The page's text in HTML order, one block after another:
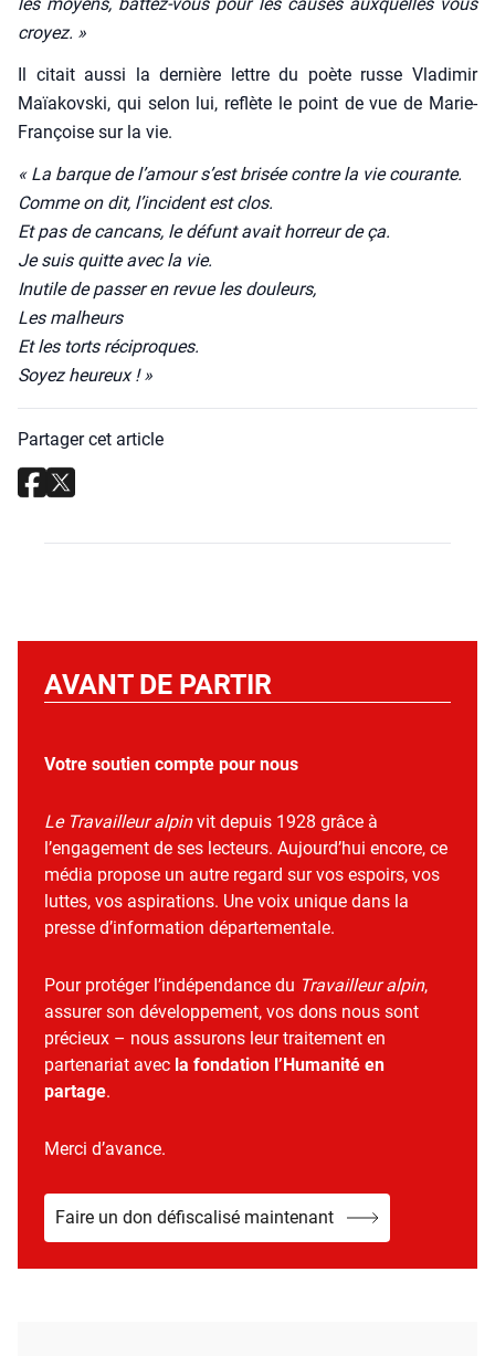
croyez. »
Il citait aus­si la der­nière lettre du poète russe Vla­di­mir
Maïa­kovs­ki, qui selon lui, reflète le point de vue de Marie-
Fran­çoise sur la vie.
« La barque de l’amour s’est bri­sée contre la vie cou­rante.
Comme on dit, l’incident est clos.
Et pas de can­cans, le défunt avait hor­reur de ça.
Je suis quitte avec la vie.
Inutile de pas­ser en revue les dou­leurs,
Les mal­heurs
Et les torts réci­proques.
Soyez heu­reux ! »
Partager cet article
AVANT DE PARTIR
Votre soutien compte pour nous
Le Travailleur alpinvit depuis 1928 grâce à
l’engagement de ses lecteurs. Aujourd’hui encore, ce
média propose un autre regard sur vos espoirs, vos
luttes, vos aspirations. Une voix unique dans la
presse d’information départementale.
Pour protéger l’indépendance du Travailleur alpin,
assurer son développement, vos dons nous sont
précieux – nous assurons leur traitement en
partenariat avec la fondation l’Humanité en
partage.
Merci d’avance.
Faire un don défiscalisé maintenant